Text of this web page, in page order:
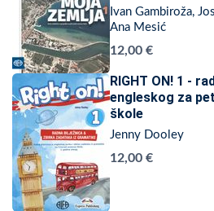
Ivan Gambiroža,
Ana Mesić
12,00 €
RIGHT ON! 1 -
engleskog za
škole
Jenny Dooley
12,00 €